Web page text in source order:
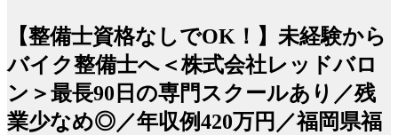
【整備士資格なしでOK！】未経験から
バイク整備士へ＜株式会社レッドバロ
ン＞最長90日の専門スクールあり／残
業少なめ◎／年収例420万円／福岡県福